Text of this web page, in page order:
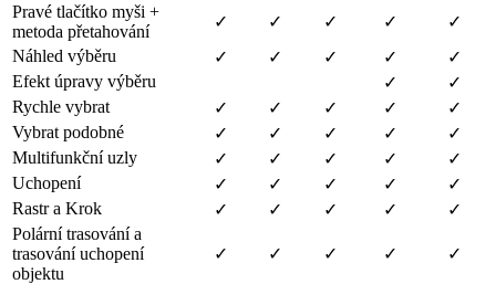
Pravé tlačítko myši +
metoda přetahování
✓ ✓ ✓ ✓
✓
Náhled výběru
✓ ✓ ✓ ✓
✓
Efekt úpravy výběru
✓
✓
Rychle vybrat
✓ ✓ ✓ ✓
✓
Vybrat podobné
✓ ✓ ✓ ✓
✓
Multifunkční uzly
✓ ✓ ✓ ✓
✓
Uchopení
✓ ✓ ✓ ✓
✓
Rastr a Krok
✓ ✓ ✓ ✓
✓
Polární trasování a
trasování uchopení
objektu
✓ ✓ ✓ ✓ ✓